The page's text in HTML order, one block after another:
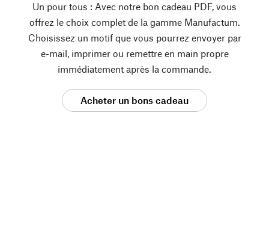
Un pour tous : Avec notre bon cadeau PDF, vous
offrez le choix complet de la gamme Manufactum.
Choisissez un motif que vous pourrez envoyer par
e-mail, imprimer ou remettre en main propre
immédiatement après la commande.
Acheter un bons cadeau